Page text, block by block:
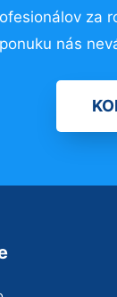
za
nás